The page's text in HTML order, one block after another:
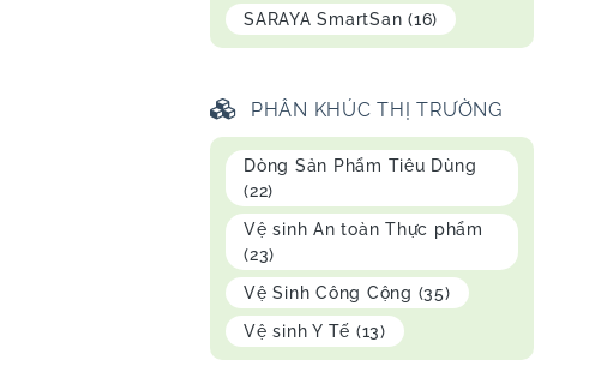
SARAYA SmartSan (16)
PHÂN KHÚC THỊ TRƯỜNG
Dòng Sản Phẩm Tiêu Dùng
(22)
Vệ sinh An toàn Thực phẩm
(23)
Vệ Sinh Công Cộng (35)
Vệ sinh Y Tế (13)